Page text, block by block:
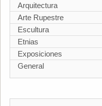
Arquitectura
Arte Rupestre
Escultura
Etnias
Exposiciones
General